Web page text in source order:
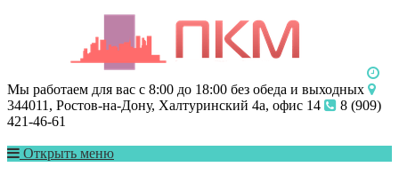
Мы работаем для вас с 8:00 до 18:00 без обеда и выходных
344011, Ростов-на-Дону, Халтуринский 4а, офис 14
8 (909)
421-46-61
Открыть меню